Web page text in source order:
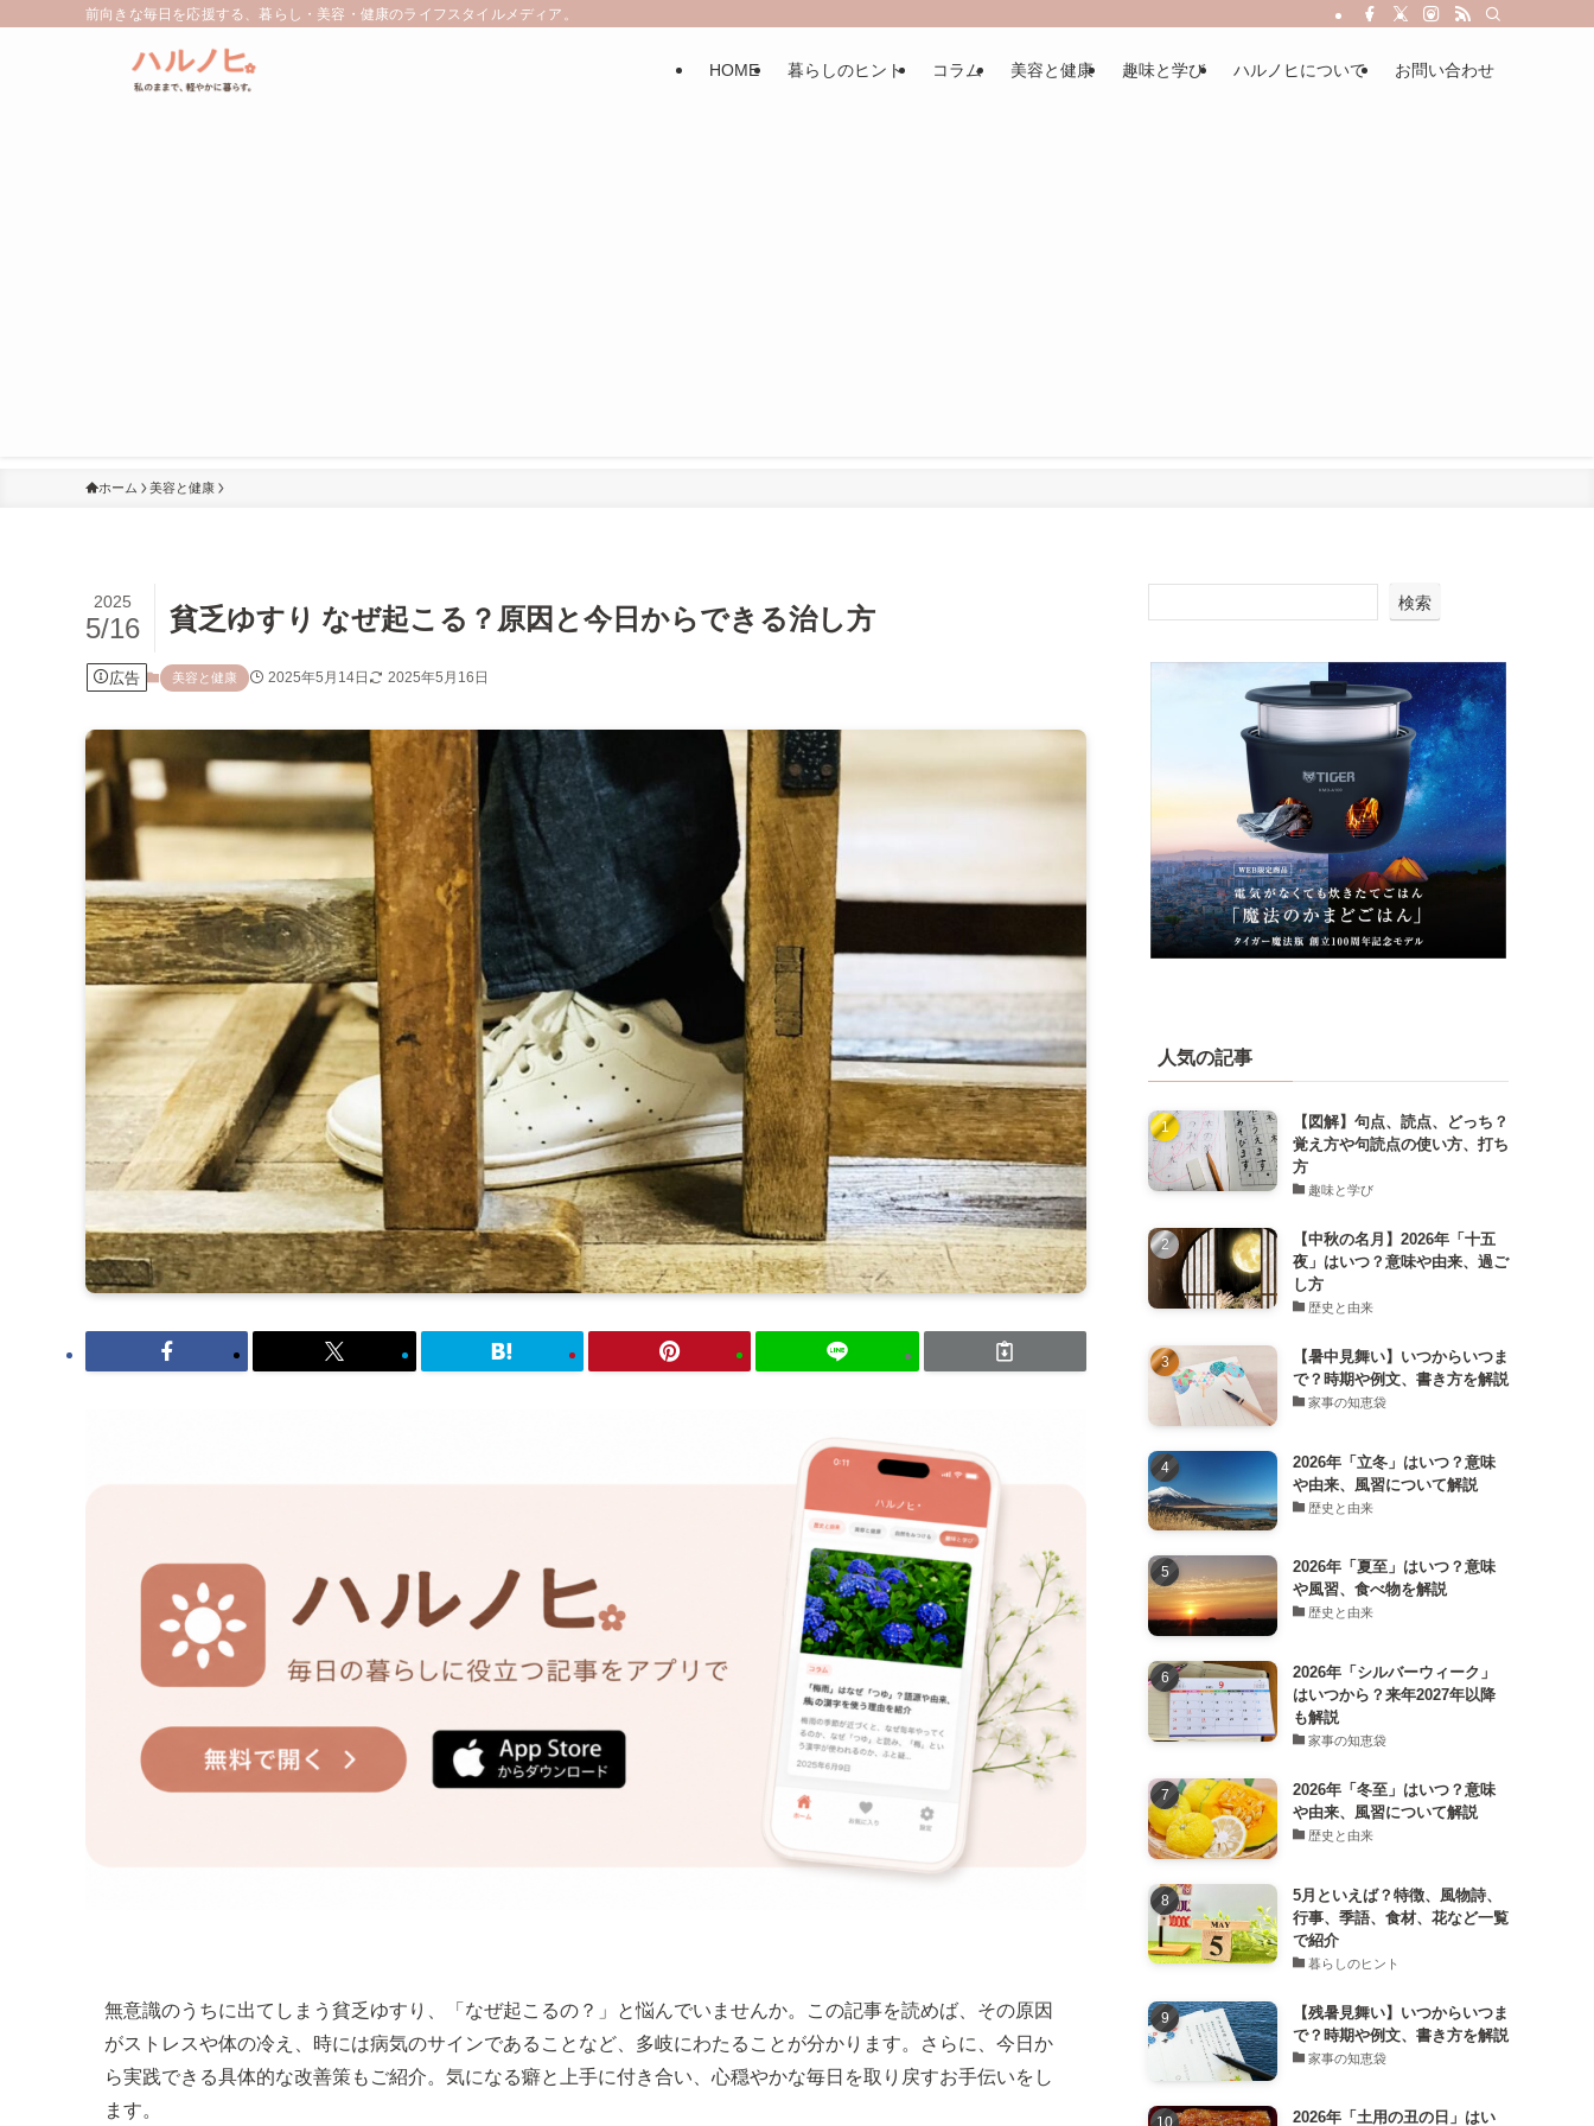
前向きな毎日を応援する、暮らし・美容・健康のライフスタイルメディア。
HOME 暮らしのヒント コラム 美容と健康 趣味と学び ハルノヒについて お問い合わせ
ホーム 美容と健康
貧乏ゆすり なぜ起こる？原因と今日からできる治し方
2025
5/16
広告 美容と健康 2025年5月14日 2025年5月16日
無意識のうちに出てしまう貧乏ゆすり、「なぜ起こるの？」と悩んでいませんか。この記事を読めば、その原因
がストレスや体の冷え、時には病気のサインであることなど、多岐にわたることが分かります。さらに、今日か
ら実践できる具体的な改善策もご紹介。気になる癖と上手に付き合い、心穏やかな毎日を取り戻すお手伝いをし
ます。
検索
人気の記事
【図解】句点、読点、どっち？
覚え方や句読点の使い方、打ち
方
趣味と学び
【中秋の名月】2026年「十五
夜」はいつ？意味や由来、過ご
し方
歴史と由来
【暑中見舞い】いつからいつま
で？時期や例文、書き方を解説
家事の知恵袋
2026年「立冬」はいつ？意味
や由来、風習について解説
歴史と由来
2026年「夏至」はいつ？意味
や風習、食べ物を解説
歴史と由来
2026年「シルバーウィーク」
はいつから？来年2027年以降
も解説
家事の知恵袋
2026年「冬至」はいつ？意味
や由来、風習について解説
歴史と由来
5月といえば？特徴、風物詩、
行事、季語、食材、花など一覧
で紹介
暮らしのヒント
【残暑見舞い】いつからいつま
で？時期や例文、書き方を解説
家事の知恵袋
2026年「土用の丑の日」はい